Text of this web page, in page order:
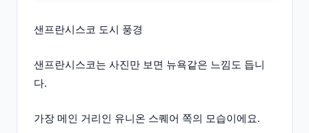
샌프란시스코 도시 풍경
샌프란시스코는 사진만 보면 뉴욕같은 느낌도 듭니
다.
가장 메인 거리인 유니온 스퀘어 쪽의 모습이에요.